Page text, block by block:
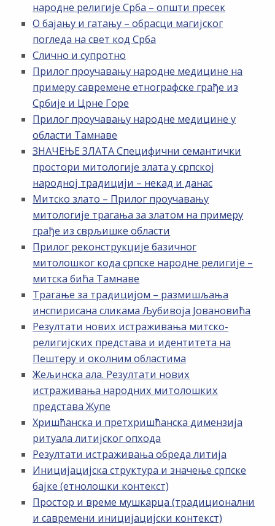
народне религије Срба – општи пресек
О бајању и гатању – обрасци магијског
погледа на свет код Срба
Слично и супротно
Прилог проучавању народне медицине на
примеру савремене етнографске грађе из
Србије и Црне Горе
Прилог проучавању народне медицине у
области Тамнаве
ЗНАЧЕЊЕ ЗЛАТА Специфични семантички
простори митологије злата у српској
народној традицији – некад и данас
Митско злато – Прилог проучавању
митологије трагања за златом на примеру
грађе из сврљишке области
Прилог реконструкције базичног
митолошког кода српске народне религије –
митска бића Тамнаве
Трагање за традицијом – размишљања
инспирисана сликама Љубивоја Јовановића
Резултати нових истраживања митско-
религијских представа и идентитета на
Пештеру и околним областима
Жељинска ала. Резултати нових
истраживања народних митолошких
представа Жупе
Хришћанска и претхришћанска димензија
ритуала литијског опхода
Резултати истраживања обреда литија
Иницијацијска структура и значење српске
бајке (етнолошки контекст)
Простор и време мушкарца (традиционални
и савремени иницијацијски контекст)